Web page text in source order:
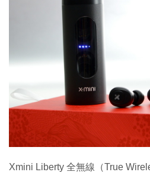
生成式AI與雲端應用
Enterprise Digital Transformation
Xmini Liberty 全無線（True